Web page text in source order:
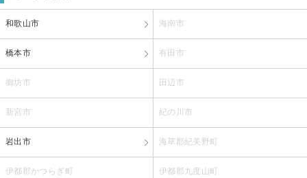
和歌山市 海南市
橋本市 有田市
御坊市 田辺市
新宮市 紀の川市
岩出市 海草郡紀美野町
伊都郡かつらぎ町 伊都郡九度山町